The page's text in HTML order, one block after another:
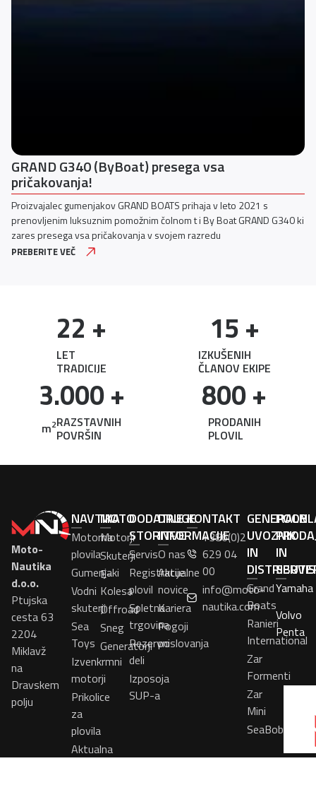
Predstavljamo Yamahin vznemirljiv nov V6 s 350
KM
Yamaha Motor Europe danes napoveduje vrsto inovacij ki bodo
navdušile ljubitelje plovbe vključno z glavno atrakcijo povsem novim
motorjem V6 s 350 KM in nadaljnjimi nadgradnjami sistema Helm
Master® EX
LET
TRADICIJE
22 +
IZKUŠENIH
ČLANOV EKIPE
15 +
m2RAZSTAVNIH
POVRŠIN
3.000 +
PRODANIH
PLOVIL
800 +
Moto-
Nautika
d.o.o.
Ptujska
cesta 63
2204
Miklavž
na
Dravskem
polju
NAVTIKA
Motorna
plovila
Gumenjaki
Vodni
skuterji
Sea
Toys
Izvenkrmni
motorji
Prikolice
za
plovila
Aktualna
MOTO
Motorji
Skuterji
E-
Kolesa
Offroad
Sneg
Generatorji
DODATNE
STORITVE
Servis
Registracije
plovil
Spletna
trgovina
Rezervni
deli
Izposoja
SUP-a
DRUGE
INFORMACIJE
O nas
Aktualne
novice
Kariera
Pogoji
poslovanja
KONTAKT
+386(0)2
629 04
00
info@moto-
nautika.com
GENERALNI
UVOZNIK
IN
Grand
Boats
Ranieri
International
Zar
Formenti
Zar
Mini
SeaBob
IN
Yamaha
Volvo
Penta